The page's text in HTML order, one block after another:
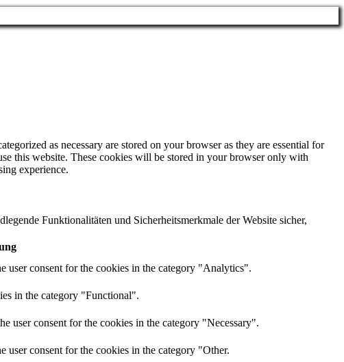
as necessary are stored on your browser as they are essential for
this website. These cookies will be stored in your browser only with
experience.
Funktionalitäten und Sicherheitsmerkmale der Website sicher,
user consent for the cookies in the category "Analytics".
in the category "Functional".
user consent for the cookies in the category "Necessary".
consent for the cookies in the category "Other.